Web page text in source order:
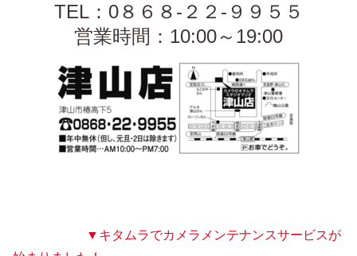
TEL：0８６８-２２-９９５５
営業時間： 10:00～19:00
▼キタムラでカメラメンテナンスサービスが